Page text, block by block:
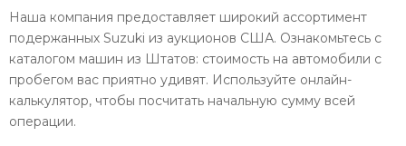
Наша компания предоставляет широкий ассортимент
подержанных Suzuki из аукционов США. Ознакомьтесь с
каталогом машин из Штатов: стоимость на автомобили с
пробегом вас приятно удивят. Используйте онлайн-
калькулятор, чтобы посчитать начальную сумму всей
операции.